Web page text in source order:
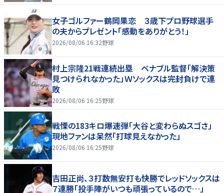
女子ゴルファー鶴岡果恋 ３歳下プロ野球選手
の夫からプレゼント「感動をありがとう！」
2026/08/06 16:32野球
村上宗隆21戦連続出塁 ベナブル監督「解決策
見つけられなかった」Ｗソックスは完封負けで連
敗
2026/08/06 16:25野球
戦慄の183キロ爆速弾「大谷と変わらぬスゴさ」
現地ファンは呆然「打球見えなかった」
2026/08/06 16:25野球
吉田正尚、３打数無安打も快勝でレッドソックスは
７連勝「投手陣がいつも頑張っているので…」